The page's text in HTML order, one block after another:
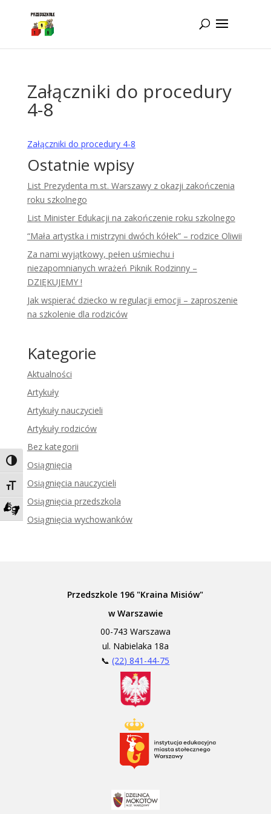
Toggle High Contrast
Toggle Font size
Zadzwoń do tłumacza języka migowego
Załączniki do procedury
4-8
Załączniki do procedury 4-8
Ostatnie wpisy
List Prezydenta m.st. Warszawy z okazji zakończenia
roku szkolnego
List Minister Edukacji na zakończenie roku szkolnego
“Mała artystka i mistrzyni dwóch kółek” – rodzice Oliwii
Za nami wyjątkowy, pełen uśmiechu i
niezapomnianych wrażeń Piknik Rodzinny –
DZIĘKUJEMY !
Jak wspierać dziecko w regulacji emocji – zaproszenie
na szkolenie dla rodziców
Kategorie
Aktualności
Artykuły
Artykuły nauczycieli
Artykuły rodziców
Bez kategorii
Osiągnięcia
Osiągnięcia nauczycieli
Osiągnięcia przedszkola
Osiągnięcia wychowanków
Przedszkole 196 "Kraina Misiów"
w Warszawie
00-743 Warszawa
ul. Nabielaka 18a
📞(22) 841-44-75